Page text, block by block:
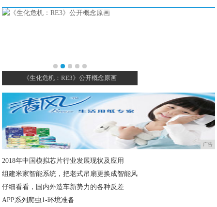
《生化危机：RE3》公开概念原画
广告
2018年中国模拟芯片行业发展现状及应用
组建米家智能系统，把老式吊扇更换成智能风
仔细看看，国内外造车新势力的各种反差
APP系列爬虫1-环境准备